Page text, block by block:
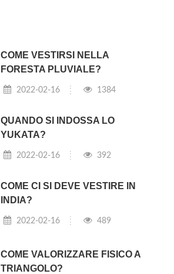
COME VESTIRSI NELLA
FORESTA PLUVIALE?
2022-02-16 1384
QUANDO SI INDOSSA LO
YUKATA?
2022-02-16 392
COME CI SI DEVE VESTIRE IN
INDIA?
2022-02-16 489
COME VALORIZZARE FISICO A
TRIANGOLO?